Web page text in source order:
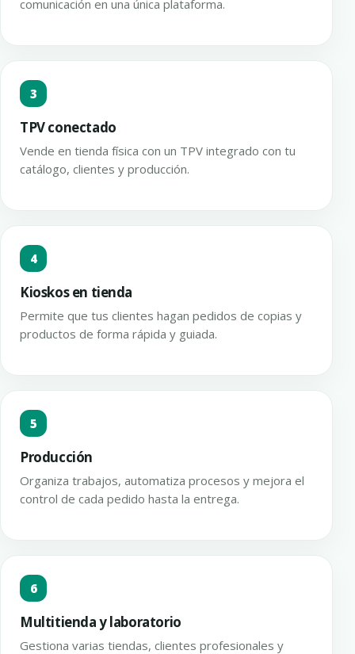
comunicación en una única plataforma.
3
TPV conectado
Vende en tienda física con un TPV integrado con tu
catálogo, clientes y producción.
4
Kioskos en tienda
Permite que tus clientes hagan pedidos de copias y
productos de forma rápida y guiada.
5
Producción
Organiza trabajos, automatiza procesos y mejora el
control de cada pedido hasta la entrega.
6
Multitienda y laboratorio
Gestiona varias tiendas, clientes profesionales y